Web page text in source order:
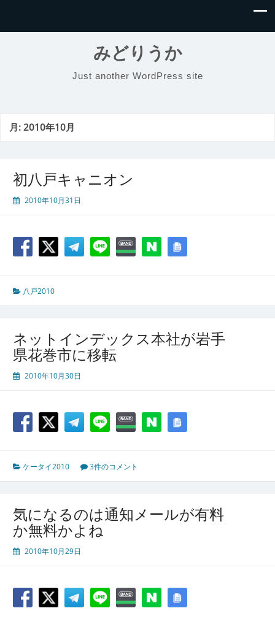
みどりうか
Just another WordPress site
月:2010年10月
初八戸キャニオン
2010年10月31日
八戸2010
ネットインデックス本社が岩手
県花巻市に移転
2010年10月30日
ケータイ2010 3件のコメント
気になるのは通知メールが有料
か無料かよね
2010年10月29日